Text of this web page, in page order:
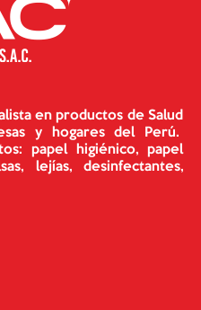
en productos de Salud
y hogares del Perú.
papel higiénico, papel
lejías, desinfectantes,